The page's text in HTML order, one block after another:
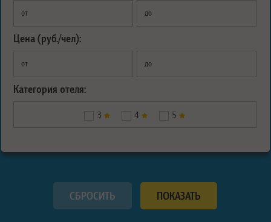
от до
Цена (руб./чел):
от до
Категория отеля:
3 4 5